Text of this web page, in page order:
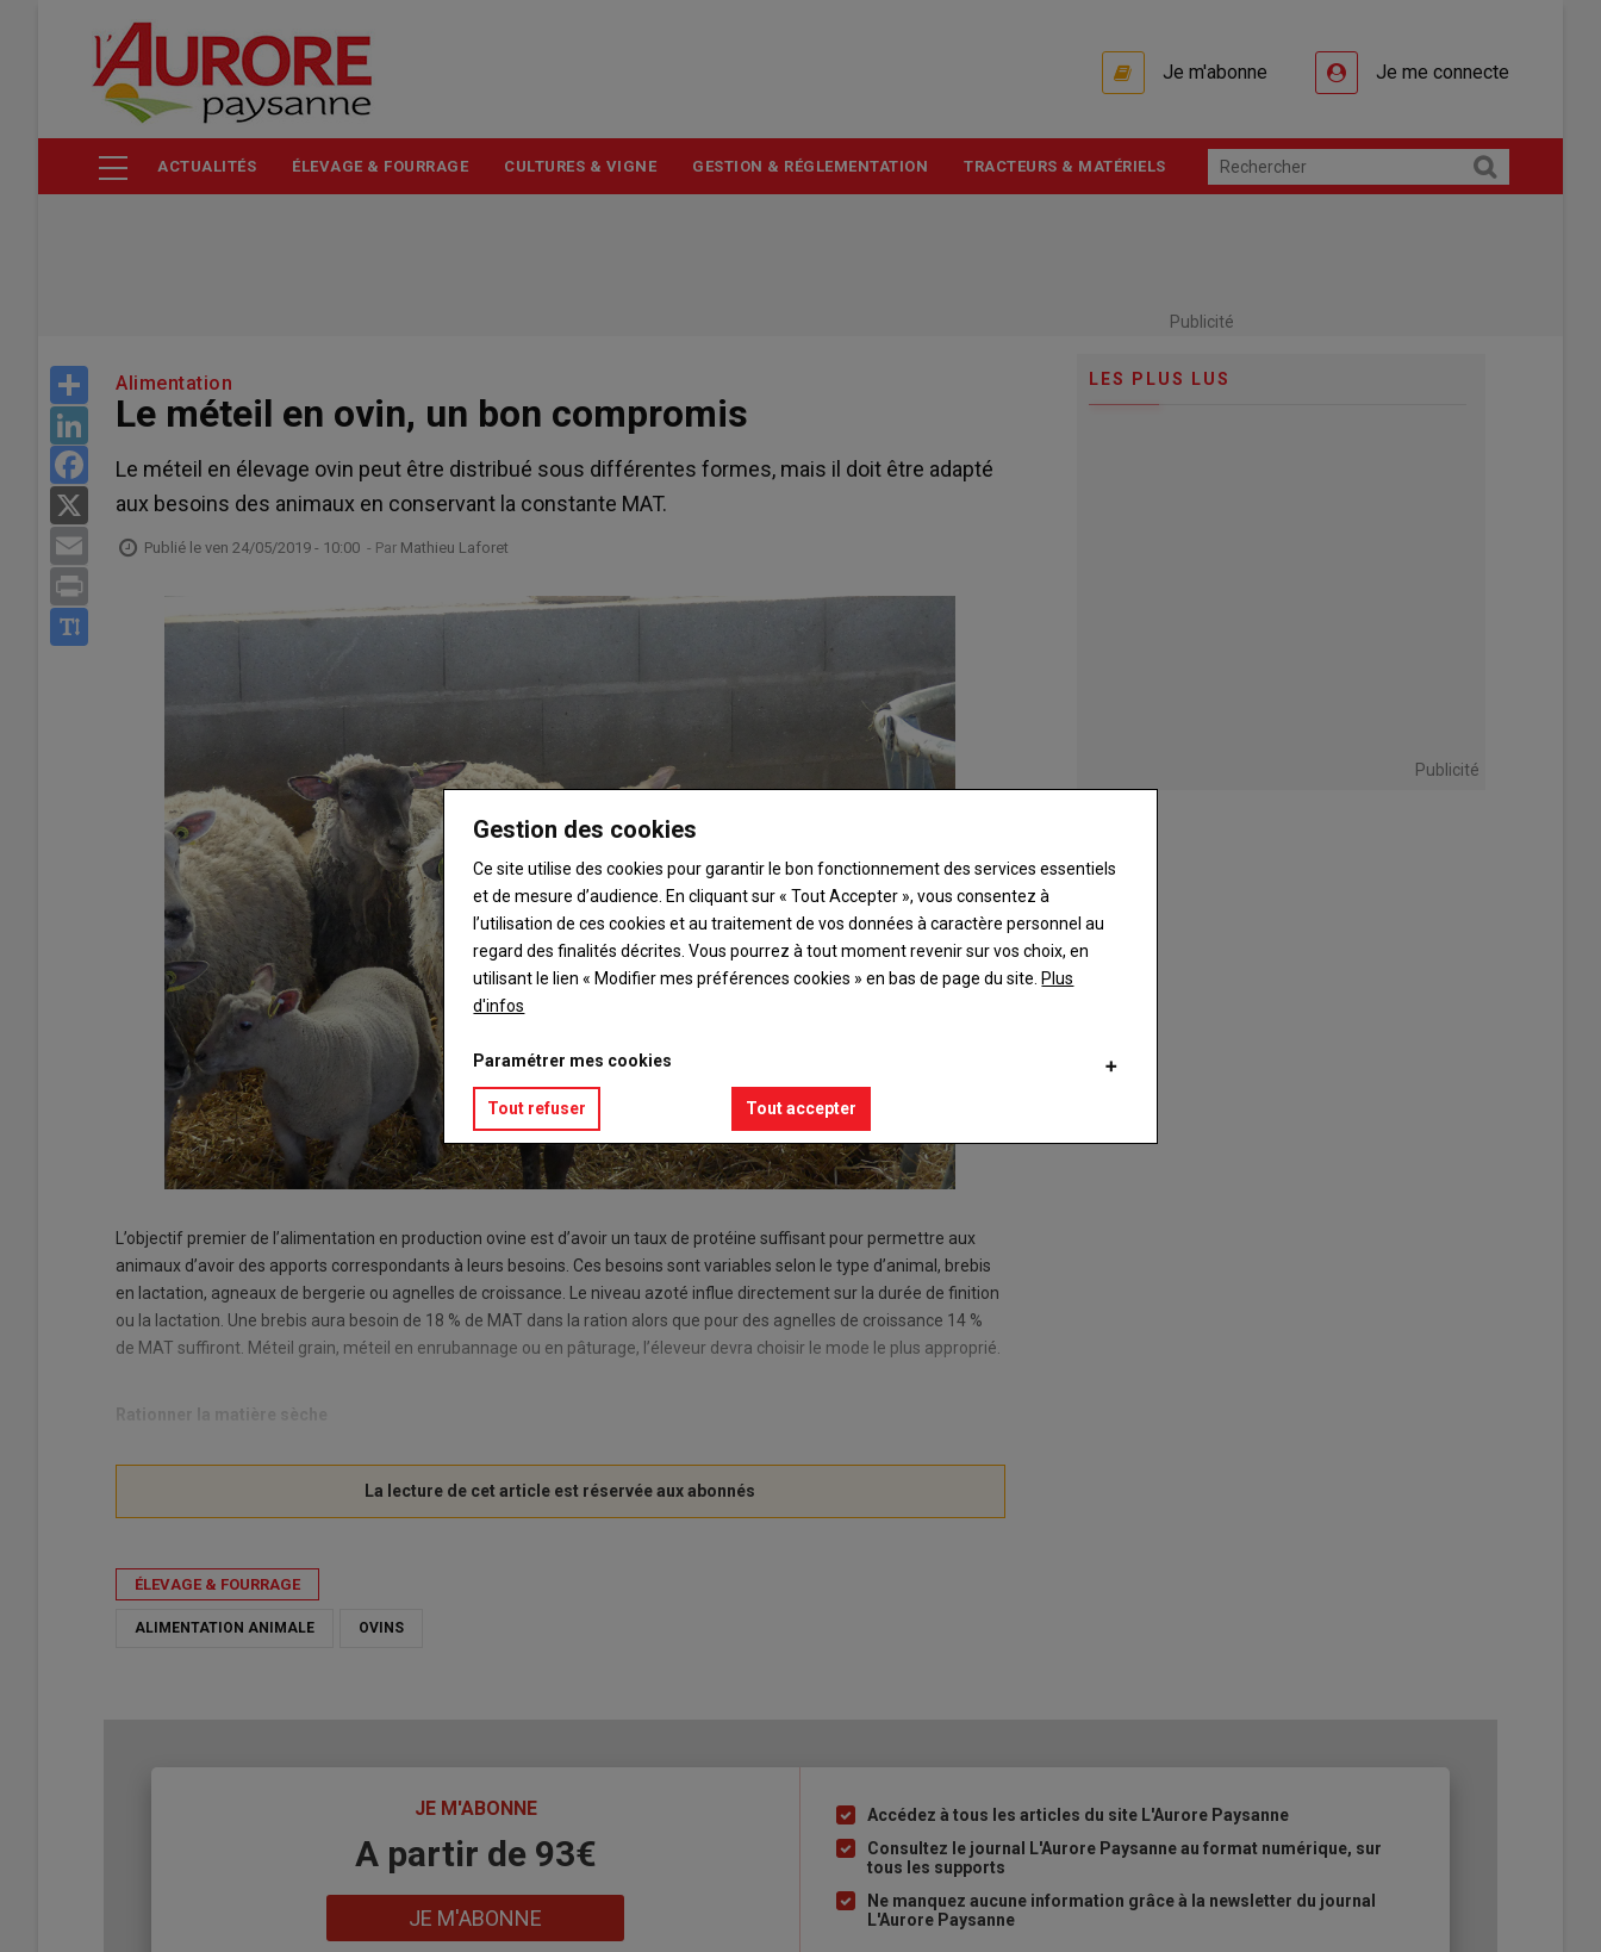
contenu
Je m'abonne Je me connecte
ACTUALITÉS ÉLEVAGE & FOURRAGE CULTURES & VIGNE GESTION & RÉGLEMENTATION TRACTEURS & MATÉRIELS
Publicité
Share
LinkedIn
Facebook
Email
Alimentation
Le méteil en ovin, un bon compromis
Le méteil en élevage ovin peut être distribué sous différentes formes, mais il doit être adapté
aux besoins des animaux en conservant la constante MAT.
Publié le ven 24/05/2019 - 10:00 - Par Mathieu Laforet
L’objectif premier de l’alimentation en production ovine est d’avoir un taux de protéine suffisant pour permettre aux
animaux d’avoir des apports correspondants à leurs besoins. Ces besoins sont variables selon le type d’animal, brebis
en lactation, agneaux de bergerie ou agnelles de croissance. Le niveau azoté influe directement sur la durée de finition
ou la lactation. Une brebis aura besoin de 18 % de MAT dans la ration alors que pour des agnelles de croissance 14 %
de MAT suffiront. Méteil grain, méteil en enrubannage ou en pâturage, l’éleveur devra choisir le mode le plus approprié.
Rationner la matière sèche
ÉLEVAGE & FOURRAGE
ALIMENTATION ANIMALE OVINS
LES PLUS LUS
Publicité
JE M'ABONNE
A partir de 93€
JE M'ABONNE
Liste
à
puce
Accédez à tous les articles du site L'Aurore Paysanne
Consultez le journal L'Aurore Paysanne au format numérique, sur
tous les supports
Ne manquez aucune information grâce à la newsletter du journal
L'Aurore Paysanne
Gestion des cookies
Ce site utilise des cookies pour garantir le bon fonctionnement des services essentiels
et de mesure d’audience. En cliquant sur « Tout Accepter », vous consentez à
l’utilisation de ces cookies et au traitement de vos données à caractère personnel au
regard des finalités décrites. Vous pourrez à tout moment revenir sur vos choix, en
utilisant le lien « Modifier mes préférences cookies » en bas de page du site. Plus
d'infos
Paramétrer mes cookies
Tout refuser Tout accepter